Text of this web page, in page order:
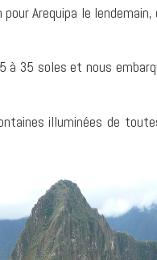
Arequipa le
35 soles et nous
illuminées de